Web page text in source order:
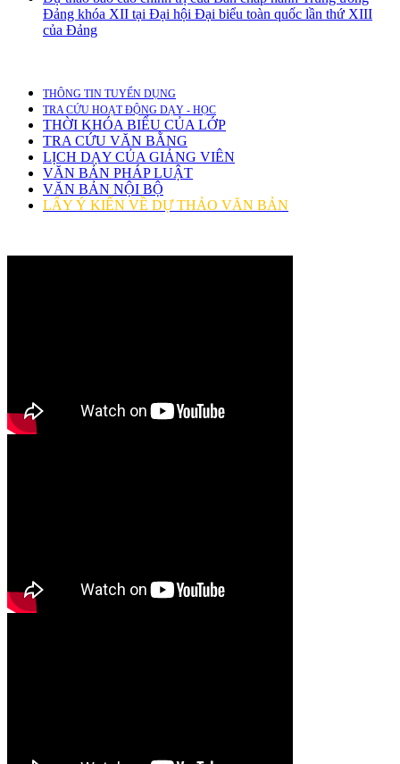
Đảng khóa XII tại Đại hội Đại biểu toàn quốc lần thứ XIII
của Đảng
THÔNG TIN TUYỂN DỤNG
TRA CỨU HOẠT ĐỘNG DẠY - HỌC
THỜI KHÓA BIỂU CỦA LỚP
TRA CỨU VĂN BẰNG
LỊCH DẠY CỦA GIẢNG VIÊN
VĂN BẢN PHÁP LUẬT
VĂN BẢN NỘI BỘ
LẤY Ý KIẾN VỀ DỰ THẢO VĂN BẢN